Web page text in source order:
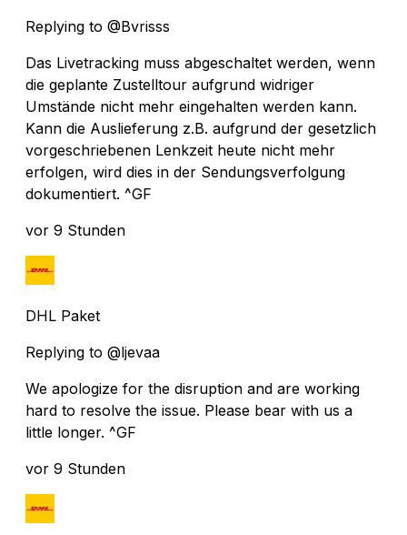
Replying to @Bvrisss
Das Livetracking muss abgeschaltet werden, wenn
die geplante Zustelltour aufgrund widriger
Umstände nicht mehr eingehalten werden kann.
Kann die Auslieferung z.B. aufgrund der gesetzlich
vorgeschriebenen Lenkzeit heute nicht mehr
erfolgen, wird dies in der Sendungsverfolgung
dokumentiert. ^GF
vor 9 Stunden
DHL Paket
Replying to @ljevaa
We apologize for the disruption and are working
hard to resolve the issue. Please bear with us a
little longer. ^GF
vor 9 Stunden